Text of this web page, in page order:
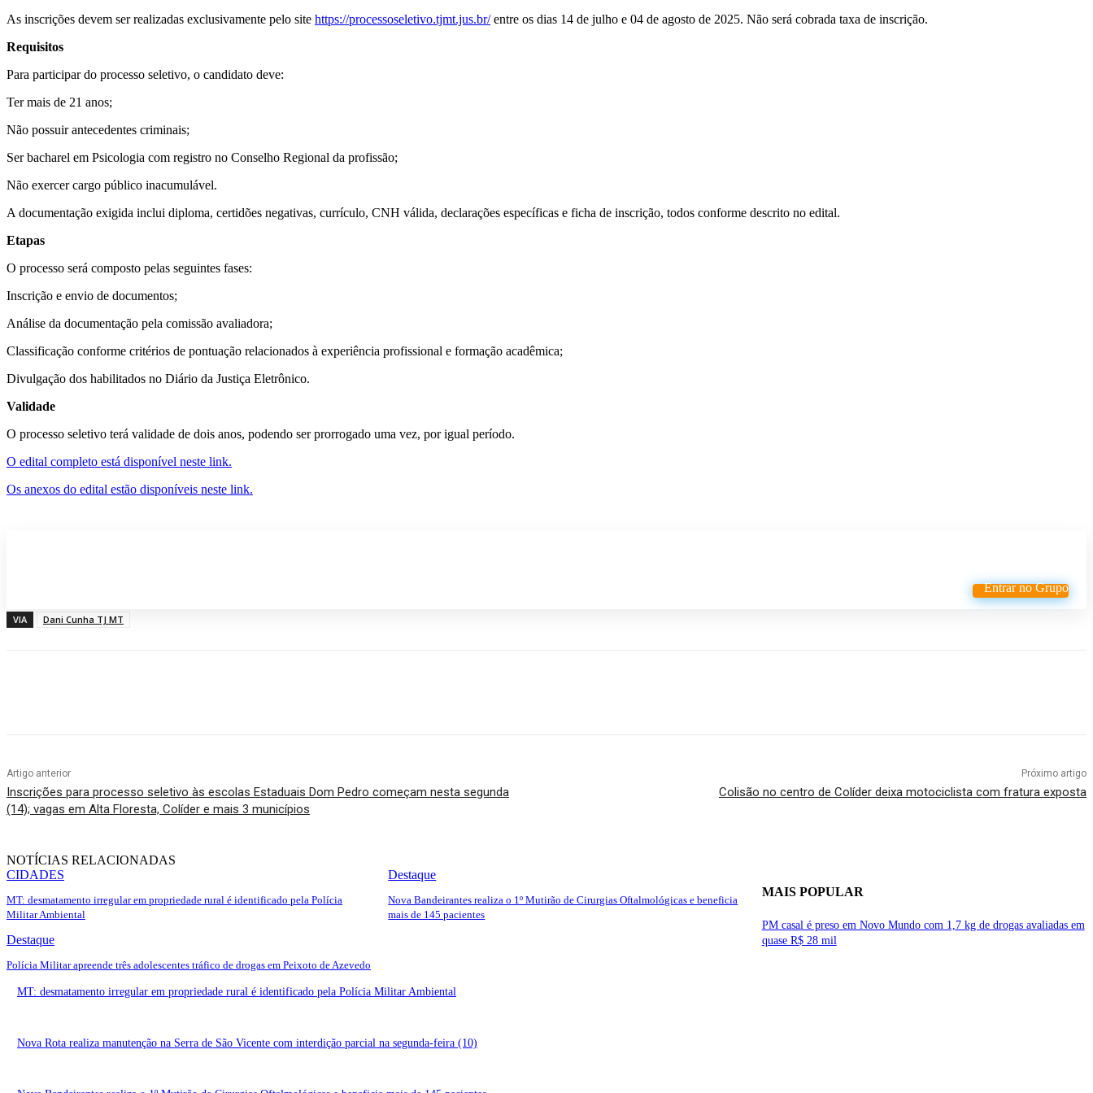
As inscrições devem ser realizadas exclusivamente pelo site https://processoseletivo.tjmt.jus.br/entre os dias 14 de julho e 04 de agosto de 2025. Não será cobrada taxa de inscrição.
Requisitos
Para participar do processo seletivo, o candidato deve:
Ter mais de 21 anos;
Não possuir antecedentes criminais;
Ser bacharel em Psicologia com registro no Conselho Regional da profissão;
Não exercer cargo público inacumulável.
A documentação exigida inclui diploma, certidões negativas, currículo, CNH válida, declarações específicas e ficha de inscrição, todos conforme descrito no edital.
Etapas
O processo será composto pelas seguintes fases:
Inscrição e envio de documentos;
Análise da documentação pela comissão avaliadora;
Classificação conforme critérios de pontuação relacionados à experiência profissional e formação acadêmica;
Divulgação dos habilitados no Diário da Justiça Eletrônico.
Validade
O processo seletivo terá validade de dois anos, podendo ser prorrogado uma vez, por igual período.
O edital completo está disponível neste link.
Os anexos do edital estão disponíveis neste link.
Entrar no Grupo
VIA Dani Cunha TJ MT
Artigo anterior
Inscrições para processo seletivo às escolas Estaduais Dom Pedro começam nesta segunda
(14); vagas em Alta Floresta, Colíder e mais 3 municípios
Próximo artigo
Colisão no centro de Colíder deixa motociclista com fratura exposta
NOTÍCIAS RELACIONADAS
CIDADES
MT: desmatamento irregular em propriedade rural é identificado pela Polícia
Militar Ambiental
Destaque
Nova Bandeirantes realiza o 1º Mutirão de Cirurgias Oftalmológicas e beneficia
mais de 145 pacientes
Destaque
Polícia Militar apreende três adolescentes tráfico de drogas em Peixoto de Azevedo
MAIS POPULAR
PM casal é preso em Novo Mundo com 1,7 kg de drogas avaliadas em
quase R$ 28 mil
MT: desmatamento irregular em propriedade rural é identificado pela Polícia Militar Ambiental
Nova Rota realiza manutenção na Serra de São Vicente com interdição parcial na segunda-feira (10)